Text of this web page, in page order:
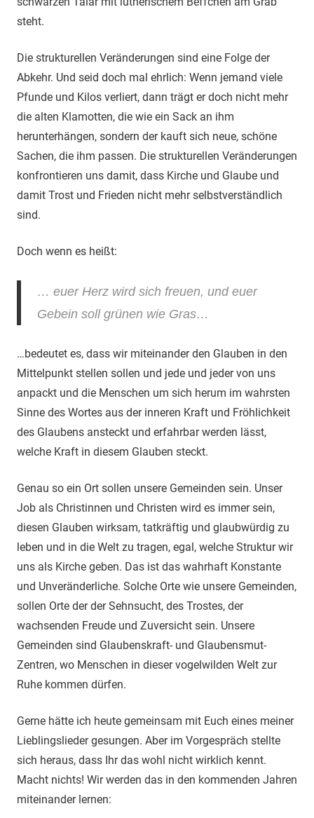
steht.
Die strukturellen Veränderungen sind eine Folge der
Abkehr. Und seid doch mal ehrlich: Wenn jemand viele
Pfunde und Kilos verliert, dann trägt er doch nicht mehr
die alten Klamotten, die wie ein Sack an ihm
herunterhängen, sondern der kauft sich neue, schöne
Sachen, die ihm passen. Die strukturellen Veränderungen
konfrontieren uns damit, dass Kirche und Glaube und
damit Trost und Frieden nicht mehr selbstverständlich
sind.
Doch wenn es heißt:
… euer Herz wird sich freuen, und euer
Gebein soll grünen wie Gras…
…bedeutet es, dass wir miteinander den Glauben in den
Mittelpunkt stellen sollen und jede und jeder von uns
anpackt und die Menschen um sich herum im wahrsten
Sinne des Wortes aus der inneren Kraft und Fröhlichkeit
des Glaubens ansteckt und erfahrbar werden lässt,
welche Kraft in diesem Glauben steckt.
Genau so ein Ort sollen unsere Gemeinden sein. Unser
Job als Christinnen und Christen wird es immer sein,
diesen Glauben wirksam, tatkräftig und glaubwürdig zu
leben und in die Welt zu tragen, egal, welche Struktur wir
uns als Kirche geben. Das ist das wahrhaft Konstante
und Unveränderliche. Solche Orte wie unsere Gemeinden,
sollen Orte der der Sehnsucht, des Trostes, der
wachsenden Freude und Zuversicht sein. Unsere
Gemeinden sind Glaubenskraft- und Glaubensmut-
Zentren, wo Menschen in dieser vogelwilden Welt zur
Ruhe kommen dürfen.
Gerne hätte ich heute gemeinsam mit Euch eines meiner
Lieblingslieder gesungen. Aber im Vorgespräch stellte
sich heraus, dass Ihr das wohl nicht wirklich kennt.
Macht nichts! Wir werden das in den kommenden Jahren
miteinander lernen: